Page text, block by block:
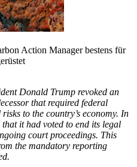
Action Manager bestens für
Donald Trump revoked an
that required federal
to the country’s economy. In
that it had voted to end its legal
court proceedings. This
the mandatory reporting